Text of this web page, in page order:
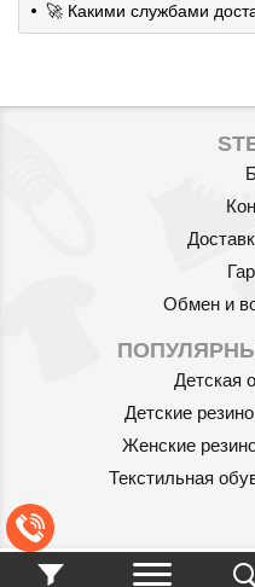
🚀 Какими службами
Обмен и
Детская
Детские
Женские
Текстильная